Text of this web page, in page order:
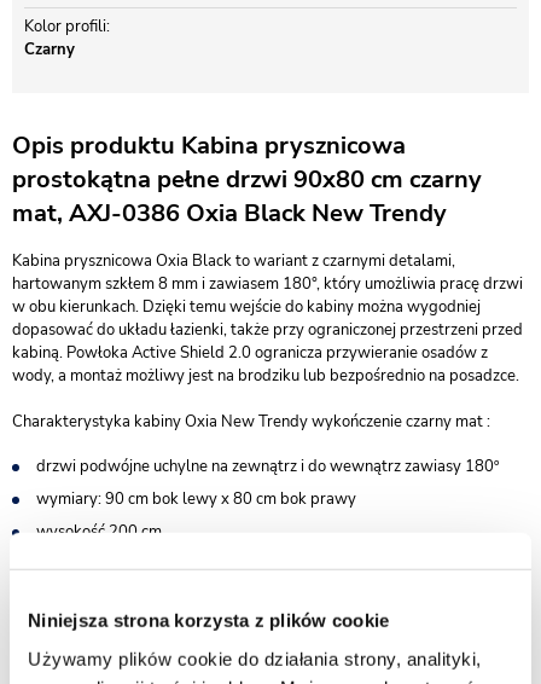
Niniejsza strona korzysta z plików cookie
Używamy plików cookie do działania strony, analityki,
Kolor profili
Czarny
Opis produktu Kabina prysznicowa
prostokątna pełne drzwi 90x80 cm czarny
mat, AXJ-0386 Oxia Black New Trendy
Kabina prysznicowa Oxia Black to wariant z czarnymi detalami,
hartowanym szkłem 8 mm i zawiasem 180°, który umożliwia pracę drzwi
w obu kierunkach. Dzięki temu wejście do kabiny można wygodniej
dopasować do układu łazienki, także przy ograniczonej przestrzeni przed
kabiną. Powłoka Active Shield 2.0 ogranicza przywieranie osadów z
wody, a montaż możliwy jest na brodziku lub bezpośrednio na posadzce.
Charakterystyka kabiny Oxia New Trendy wykończenie czarny mat :
drzwi podwójne uchylne na zewnątrz i do wewnątrz zawiasy 180º
wymiary: 90 cm bok lewy x 80 cm bok prawy
wysokość 200 cm
do kompletowania z brodzikiem lub bez - możliwy montaż na
bezpieczne szkło hartowane przezroczyste o grubości 8 mm
powłoka Active Shield 2.0 ułatwiająca utrzymanie czystości